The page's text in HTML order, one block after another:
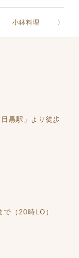
小鉢料理
黒駅」より徒歩
（20時LO）